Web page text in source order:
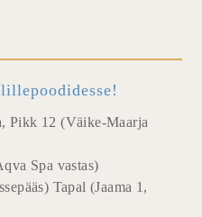
Pikk 12 (Väike-Maarja
Spa vastas)
Tapal (Jaama 1,